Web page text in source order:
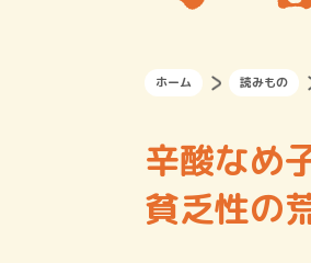
ホーム 読みもの
辛酸なめ
貧乏性の